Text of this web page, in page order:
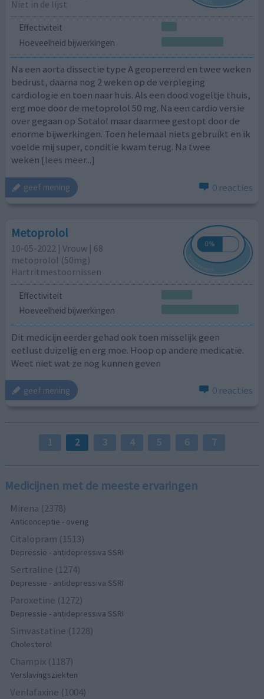
Niet in de lijst
Effectiviteit
Hoeveelheid bijwerkingen
Na een aorta dissectie type A geopereerd en twee weken
bedrust, daarna nog 2 weken op de verpleging
cardiologie en toen naar huis. Als een dood vogeltje thuis,
erg moe door de metoprolol 50 mg. Na een cardio versie
over gegaan op Sotalol maar daarmee gestopt door de
enorme bijwerkingen. Toen helemaal niets gebruikt en ik
voelde mij super, conditie kwam terug. Na twee
weken [lees meer...]
geef mening 0 reacties
Metoprolol
10-05-2022 | Vrouw | 68
metoprolol (50mg)
Hartritmestoornissen
Effectiviteit
Hoeveelheid bijwerkingen
Dit medicijn eerder gehad ook toen misselijk geen
eetlust duizelig en erg moe. Hoop op andere medicatie.
Weet niet wat ze nog kunnen geven
geef mening 0 reacties
1 2 3 4 5 6 7
Medicijnen met de meeste ervaringen
Mirena (2378)
Anticonceptie - overig
Citalopram (1513)
Depressie - antidepressiva SSRI
Sertraline (1274)
Depressie - antidepressiva SSRI
Paroxetine (1272)
Depressie - antidepressiva SSRI
Simvastatine (1228)
Cholesterol
Champix (1187)
Verslavingsziekten
Venlafaxine (1004)